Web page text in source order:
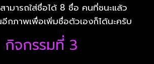
ามารถใส่ชื่อได้ 8 ชื่อ คนที่ชนะแล้ว
อีกภาพเพื่อเพิ่มชื่อตัวเองก็ได้นะครับ
กิจกรรมที่ 3